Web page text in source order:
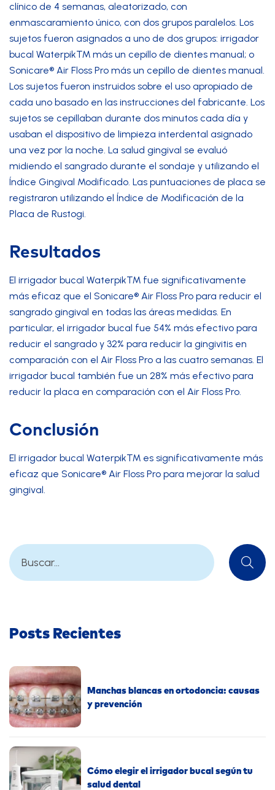
clínico de 4 semanas, aleatorizado, con
enmascaramiento único, con dos grupos paralelos. Los
sujetos fueron asignados a uno de dos grupos: irrigador
bucal Waterpik™ más un cepillo de dientes manual; o
Sonicare® Air Floss Pro más un cepillo de dientes manual.
Los sujetos fueron instruidos sobre el uso apropiado de
cada uno basado en las instrucciones del fabricante. Los
sujetos se cepillaban durante dos minutos cada día y
usaban el dispositivo de limpieza interdental asignado
una vez por la noche. La salud gingival se evaluó
midiendo el sangrado durante el sondaje y utilizando el
Índice Gingival Modificado. Las puntuaciones de placa se
registraron utilizando el Índice de Modificación de la
Placa de Rustogi.
Resultados
El irrigador bucal Waterpik™ fue significativamente
más eficaz que el Sonicare® Air Floss Pro para reducir el
sangrado gingival en todas las áreas medidas. En
particular, el irrigador bucal fue 54% más efectivo para
reducir el sangrado y 32% para reducir la gingivitis en
comparación con el Air Floss Pro a las cuatro semanas. El
irrigador bucal también fue un 28% más efectivo para
reducir la placa en comparación con el Air Floss Pro.
Conclusión
El irrigador bucal Waterpik™ es significativamente más
eficaz que Sonicare® Air Floss Pro para mejorar la salud
gingival.
Posts Recientes
Manchas blancas en ortodoncia: causas
y prevención
Cómo elegir el irrigador bucal según tu
salud dental